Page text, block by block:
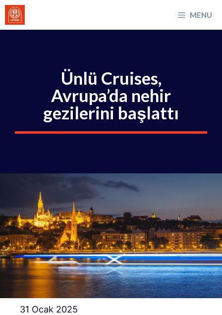
İçeriğe
atla
MENU
Ünlü Cruises,
Avrupa’da nehir
gezilerini başlattı
31 Ocak 2025